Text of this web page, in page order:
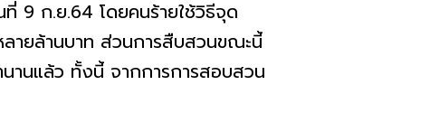
9 ก.ย.64 โดยคนร้ายใช้วิธีจุด
ลายล้านบาท ส่วนการสืบสวนขณะนี้
นานแล้ว ทั้งนี้ จากการการสอบสวน